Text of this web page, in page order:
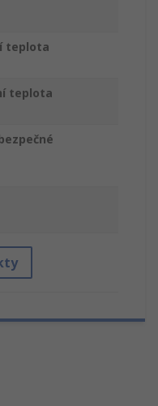
teplota
teplota